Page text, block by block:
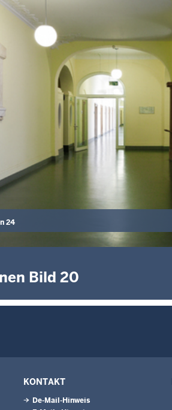
24
Bild 20
KONTAKT
De-Mail-Hinweis